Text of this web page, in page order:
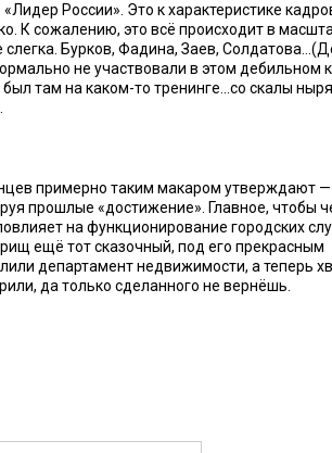
России». Это к характеристике
К сожалению, это всё происходит в
слегка. Бурков, Фадина, Заев,
не участвовали в этом дебильном
там на каком-то тренинге...со скалы
примерно таким макаром утверждают —
прошлые «достижение». Главное, чтобы
на функционирование городских
ещё тот сказочный, под его прекрасным
департамент недвижимости, а теперь
да только сделанного не вернёшь.
рассматривали и утверждали на
с таким резюме, о чем вообще думали?